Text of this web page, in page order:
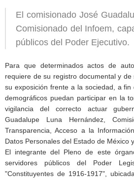
El comisionado José
Comisionado del Infoem,
públicos del Poder Ejecutivo.
Para que determinados actos de
requiere de su registro documental y
su exposición frente a la sociedad, a
demográficos puedan participar en la
vigilancia del correcto actuar
Guadalupe Luna Hernández,
Transparencia, Acceso a la
Datos Personales del Estado de México
El integrante del Pleno de este
servidores públicos del Poder
"Constituyentes de 1916-1917",